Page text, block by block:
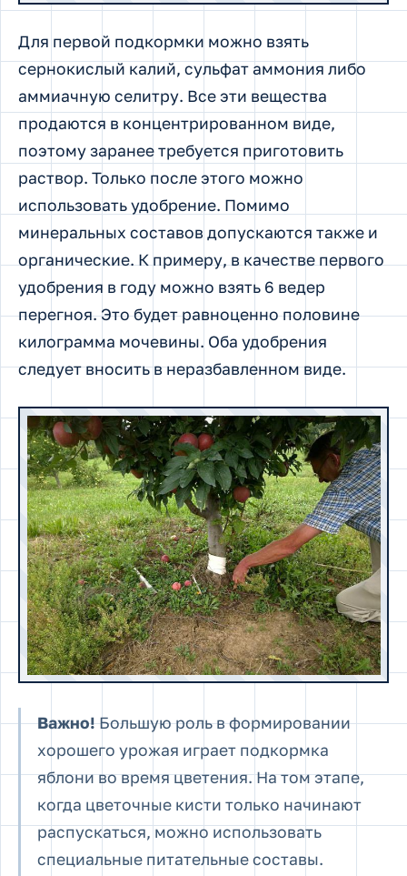
Для первой подкормки можно взять
сернокислый калий, сульфат аммония либо
аммиачную селитру. Все эти вещества
продаются в концентрированном виде,
поэтому заранее требуется приготовить
раствор. Только после этого можно
использовать удобрение. Помимо
минеральных составов допускаются также и
органические. К примеру, в качестве первого
удобрения в году можно взять 6 ведер
перегноя. Это будет равноценно половине
килограмма мочевины. Оба удобрения
следует вносить в неразбавленном виде.
Важно!Большую роль в формировании
хорошего урожая играет подкормка
яблони во время цветения. На том этапе,
когда цветочные кисти только начинают
распускаться, можно использовать
специальные питательные составы.